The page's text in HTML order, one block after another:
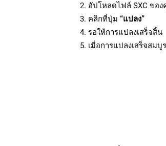
อัปโหลดไฟล์ SXC ข
คลิกที่ปุ่ม “แปลง”
รอให้การแปลงเสร็จสิ้น
เมื่อการแปลงเสร็จสม